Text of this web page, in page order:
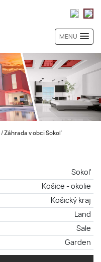
MENU
/Záhrada v obci Sokoľ
Sokoľ
Košice - okolie
Košický kraj
Land
Sale
Garden